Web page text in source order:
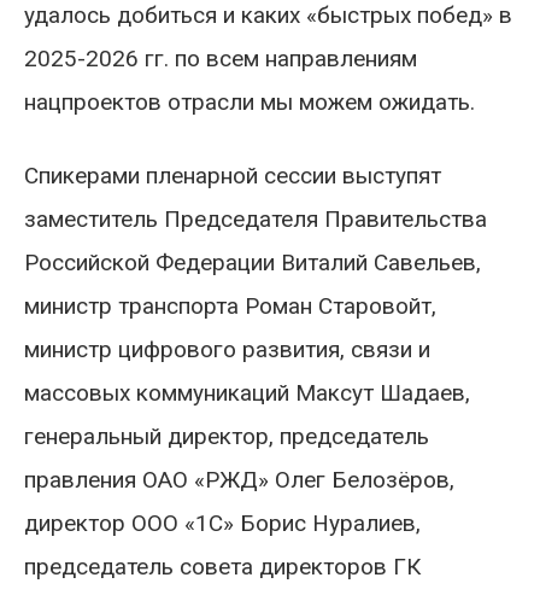
удалось добиться и каких «быстрых побед» в
2025-2026 гг. по всем направлениям
нацпроектов отрасли мы можем ожидать.
Спикерами пленарной сессии выступят
заместитель Председателя Правительства
Российской Федерации Виталий Савельев,
министр транспорта Роман Старовойт,
министр цифрового развития, связи и
массовых коммуникаций Максут Шадаев,
генеральный директор, председатель
правления ОАО «РЖД» Олег Белозёров,
директор ООО «1С» Борис Нуралиев,
председатель совета директоров ГК